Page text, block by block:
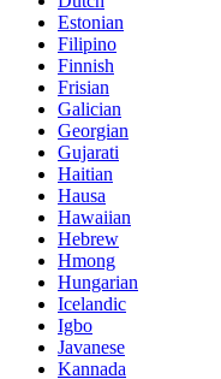
Estonian
Filipino
Finnish
Frisian
Galician
Georgian
Gujarati
Haitian
Hausa
Hawaiian
Hebrew
Hmong
Hungarian
Icelandic
Igbo
Javanese
Kannada